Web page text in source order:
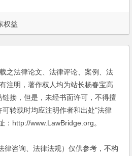
权益
之法律论文、法律评论、案例、法
注明，著作权人均为站长杨春宝高
接，但是，未经书面许可，不得擅
转载时均应注明作者和出处"法律
：http://www.LawBridge.org。
咨询、法律法规）仅供参考，不构